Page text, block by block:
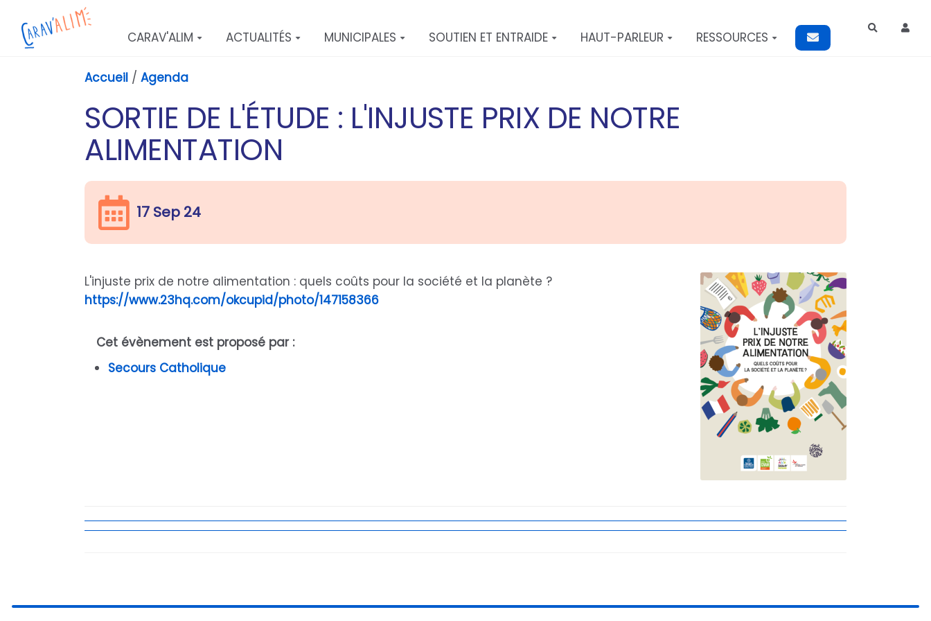
Aller au contenu principal
CARAV'ALIM
ACTUALITÉS MUNICIPALES SOUTIEN ET ENTRAIDE HAUT-PARLEUR RESSOURCES
Rechercher
Accueil / Agenda
SORTIE DE L'ÉTUDE : L'INJUSTE PRIX DE NOTRE
ALIMENTATION
17 Sep 24
L'injuste prix de notre alimentation : quels coûts pour la société et la planète ?
https://www.23hq.com/okcupid/photo/147158366
Cet évènement est proposé par :
Secours Catholique